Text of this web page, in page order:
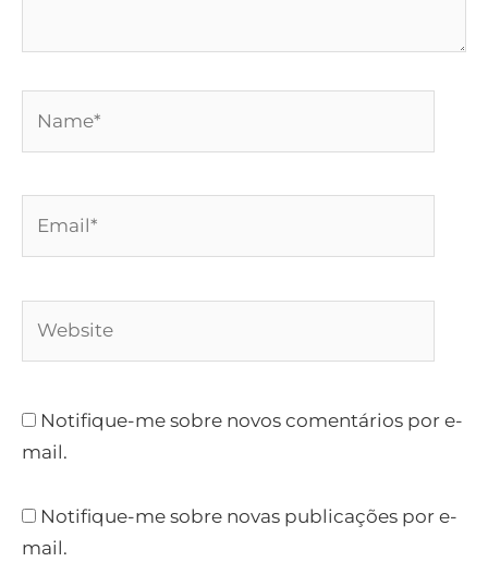
Notifique-me sobre novos comentários por e-
mail.
Notifique-me sobre novas publicações por e-
mail.